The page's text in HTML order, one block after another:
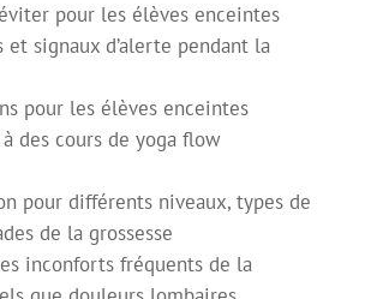
pour les élèves enceintes
et signaux d’alerte pendant la
pour les élèves enceintes
des cours de yoga flow
pour différents niveaux, types de
de la grossesse
inconforts fréquents de la